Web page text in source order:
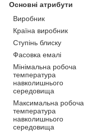
Основні атрибути
Виробник
Країна виробник
Ступінь блиску
Фасовка емалі
Мінімальна робоча
температура
навколишнього
середовища
Максимальна робоча
температура
навколишнього
середовища